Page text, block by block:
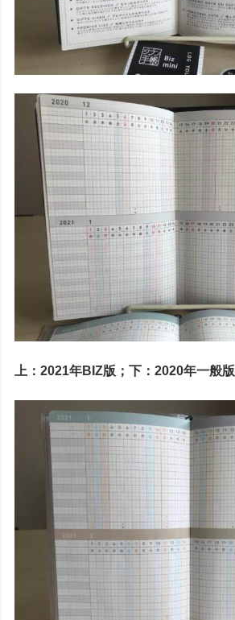
上：2021年BIZ版；下：2020年一般版